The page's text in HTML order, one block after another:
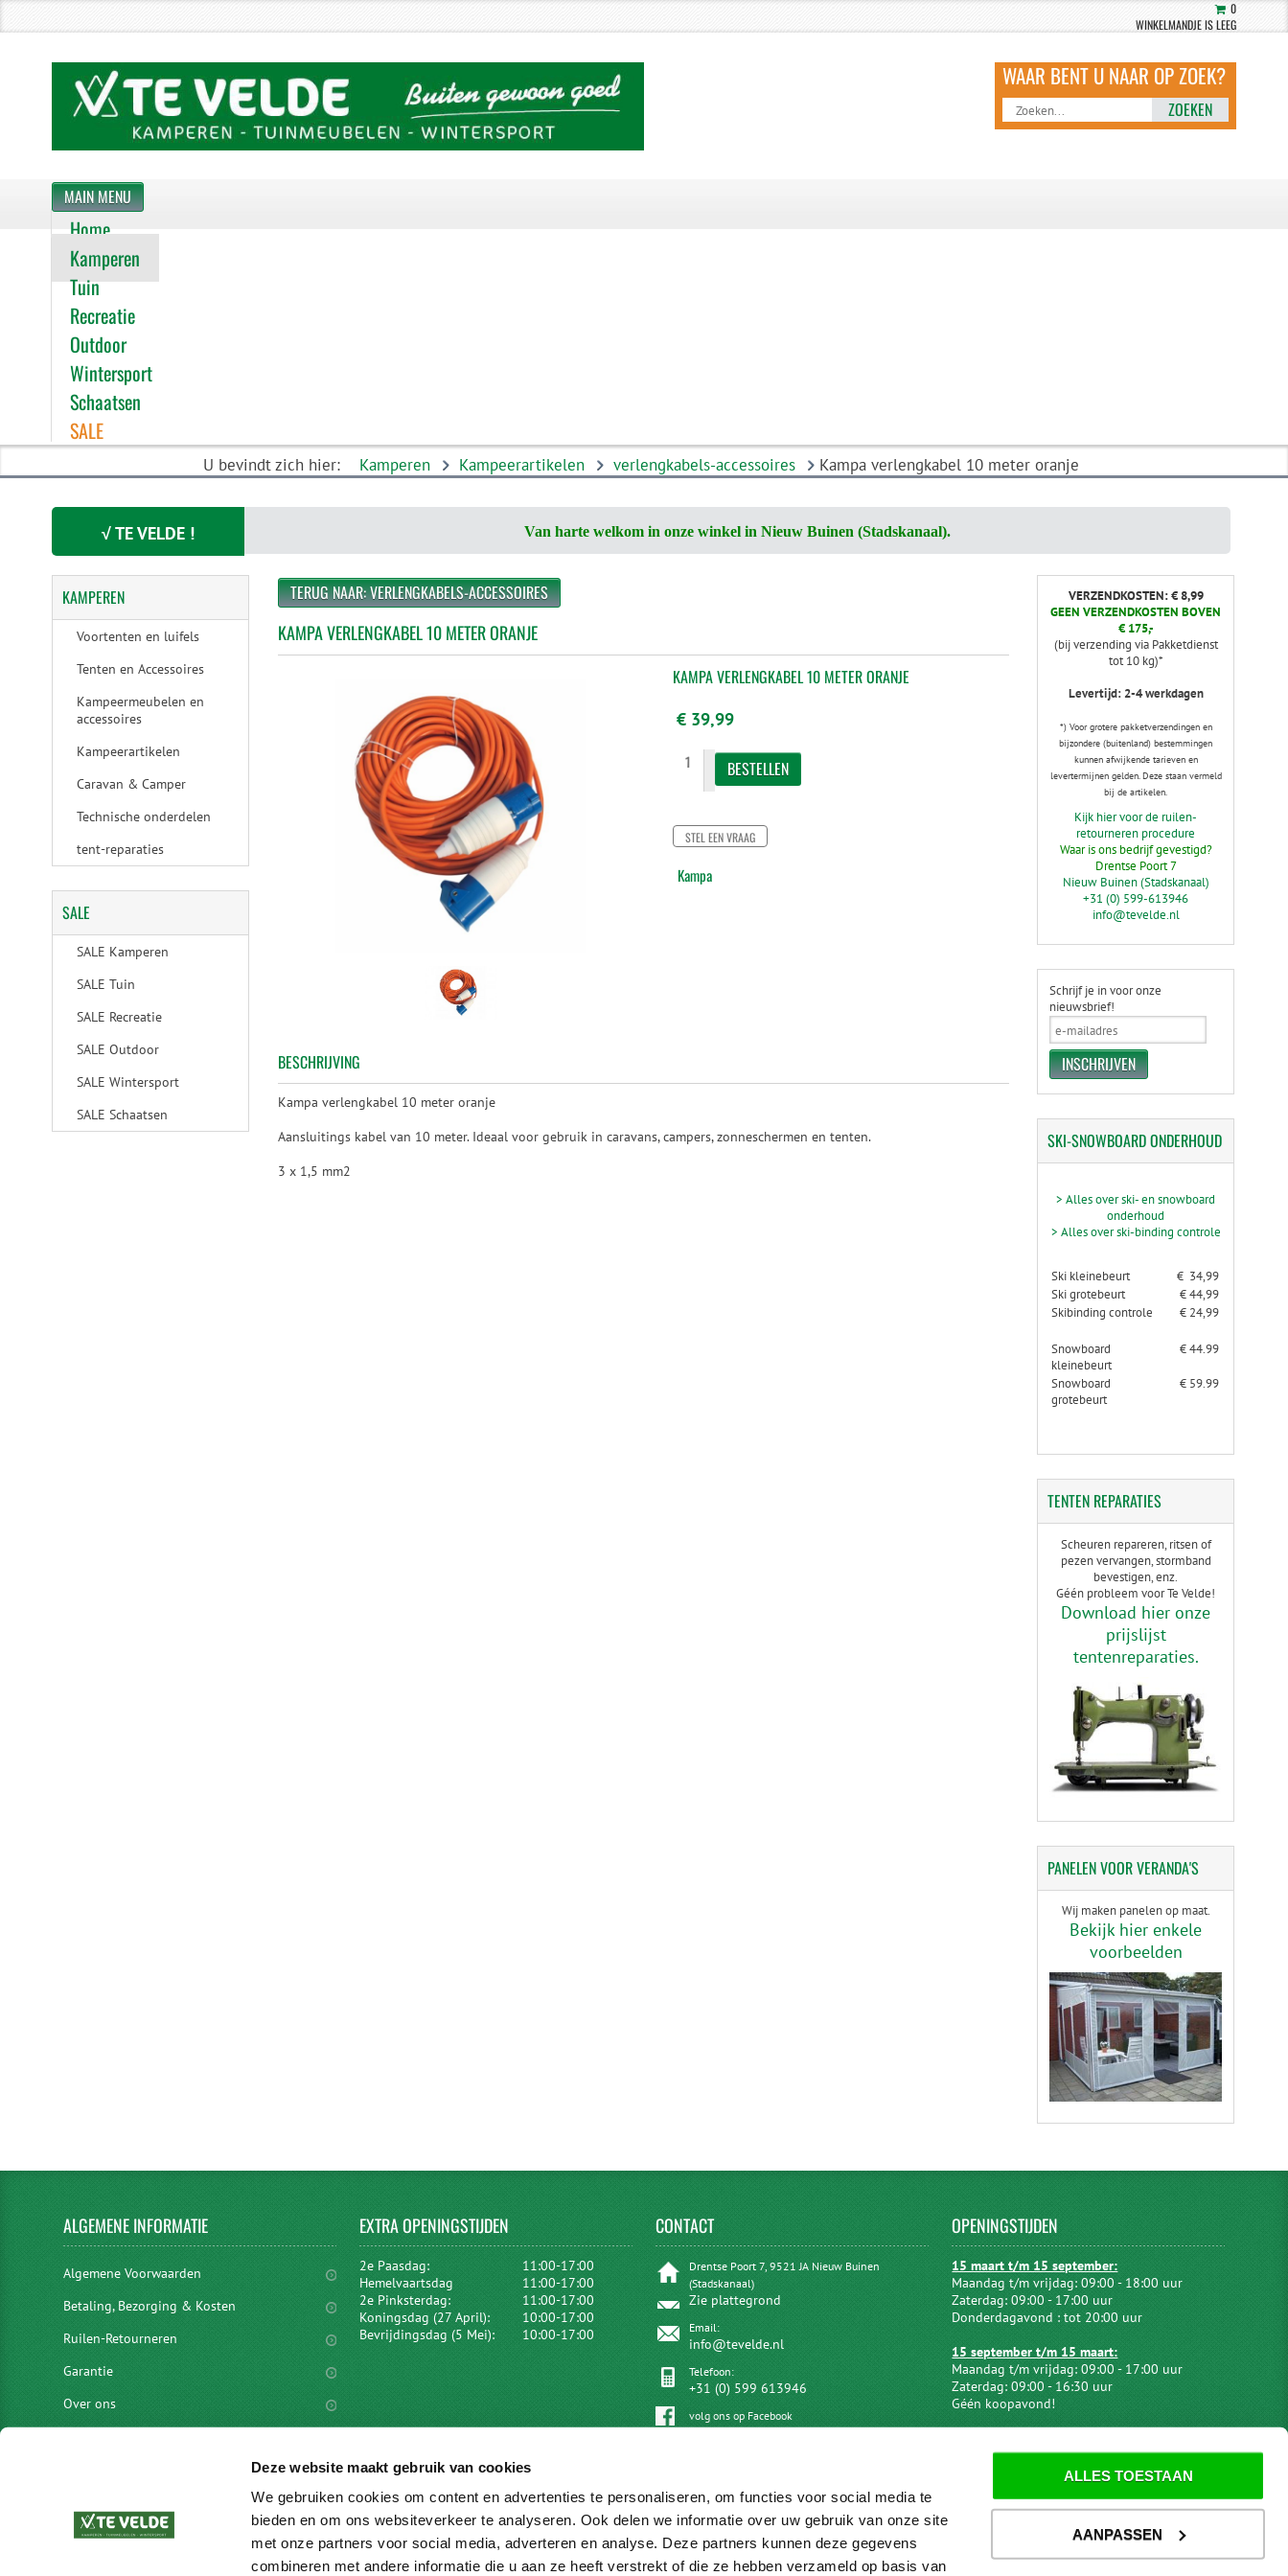
Deze website maakt gebruik van cookies
We gebruiken cookies om content en advertenties te personaliseren, om functies voor social media te
bieden en om ons websiteverkeer te analyseren. Ook delen we informatie over uw gebruik van onze site
met onze partners voor social media, adverteren en analyse. Deze partners kunnen deze gegevens
combineren met andere informatie die u aan ze heeft verstrekt of die ze hebben verzameld op basis van
ALLES TOESTAAN
AANPASSEN
0
WINKELMANDJE IS LEEG
ZOEKEN
MAIN MENU
Home
Kamperen
Tuin
Recreatie
Outdoor
Wintersport
Schaatsen
SALE
U bevindt zich hier: Kamperen Kampeerartikelen verlengkabels-accessoires Kampa verlengkabel 10 meter oranje
√ TE VELDE ! Van harte welkom in onze winkel in Nieuw Buinen (Stadskanaal).
TERUG NAAR: VERLENGKABELS-ACCESSOIRES
KAMPA VERLENGKABEL 10 METER ORANJE
KAMPA VERLENGKABEL 10 METER ORANJE
€ 39,99
STEL EEN VRAAG
Kampa
BESCHRIJVING
Kampa verlengkabel 10 meter oranje
Aansluitings kabel van 10 meter. Ideaal voor gebruik in caravans, campers, zonneschermen en tenten.
3 x 1,5 mm2
KAMPEREN
Voortenten en luifels
Tenten en Accessoires
Kampeermeubelen en
accessoires
Kampeerartikelen
Caravan & Camper
Technische onderdelen
tent-reparaties
SALE
SALE Kamperen
SALE Tuin
SALE Recreatie
SALE Outdoor
SALE Wintersport
SALE Schaatsen
VERZENDKOSTEN: € 8,99
GEEN VERZENDKOSTEN BOVEN
€ 175,-
(bij verzending via Pakketdienst
tot 10 kg)*
Levertijd: 2-4 werkdagen
*) Voor grotere pakketverzendingen en
bijzondere (buitenland) bestemmingen
kunnen afwijkende tarieven en
levertermijnen gelden. Deze staan vermeld
bij de artikelen.
Kijk hier voor de ruilen-
retourneren procedure
Waar is ons bedrijf gevestigd?
Drentse Poort 7
Nieuw Buinen (Stadskanaal)
+31 (0) 599-613946
info@tevelde.nl
Schrijf je in voor onze
nieuwsbrief!
SKI-SNOWBOARDONDERHOUD
> Alles over ski- en snowboard
onderhoud
> Alles over ski-binding controle
Ski kleinebeurt
€ 34,99
Ski grotebeurt
€ 44,99
Skibinding controle
€ 24,99
Snowboard
kleinebeurt
€ 44.99
Snowboard
grotebeurt
€ 59.99
TENTEN REPARATIES
Scheuren repareren, ritsen of
pezen vervangen, stormband
bevestigen, enz.
Géén probleem voor Te Velde!
Download hier onze
prijslijst
tentenreparaties.
PANELENVOOR VERANDA'S
Wij maken panelen op maat.
Bekijk hier enkele
voorbeelden
ALGEMENEINFORMATIE
Algemene Voorwaarden
Betaling, Bezorging & Kosten
Ruilen-Retourneren
Garantie
Over ons
vacatures
EXTRAOPENINGSTIJDEN
2e Paasdag:
11:00-17:00
Hemelvaartsdag
11:00-17:00
2e Pinksterdag:
11:00-17:00
Koningsdag (27 April):
10:00-17:00
Bevrijdingsdag (5 Mei):
10:00-17:00
CONTACT
Drentse Poort 7, 9521 JA Nieuw Buinen
(Stadskanaal)
Zie plattegrond
Email:
info@tevelde.nl
Telefoon:
+31 (0) 599 613946
volg ons op Facebook
OPENINGSTIJDEN
15 maart t/m 15 september:
Maandag t/m vrijdag: 09:00 - 18:00 uur
Zaterdag: 09:00 - 17:00 uur
Donderdagavond : tot 20:00 uur
15 september t/m 15 maart:
Maandag t/m vrijdag: 09:00 - 17:00 uur
Zaterdag: 09:00 - 16:30 uur
Géén koopavond!